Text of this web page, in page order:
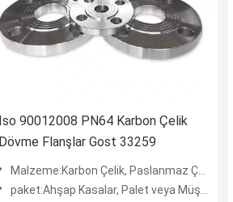
Iso 90012008 PN64 Karbon Çelik
Dövme Flanşlar Gost 33259
Malzeme:Karbon Çelik, Paslanmaz Çelik, Alaşımlı Çelik
paket:Ahşap Kasalar, Palet veya Müşterilerin Gereksinimlerine Göre